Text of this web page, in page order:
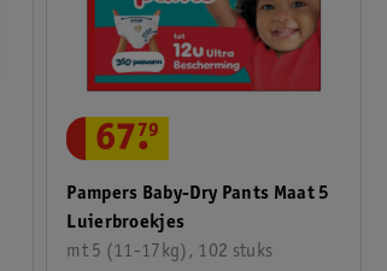
Pampers Baby-Dry Pants Maat 5
Luierbroekjes
mt 5 (11-17kg), 102 stuks
67.
79